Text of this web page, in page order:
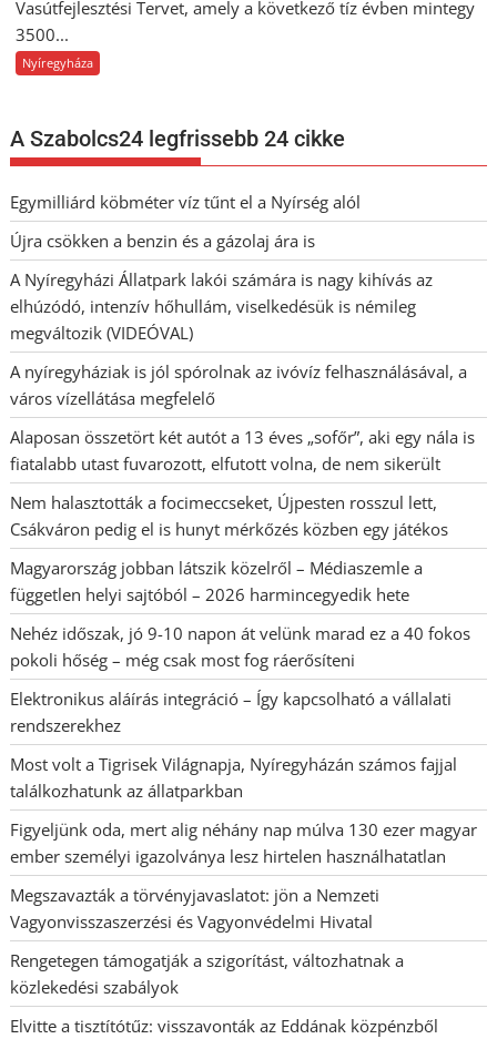
Vasútfejlesztési Tervet, amely a következő tíz évben mintegy
3500...
Nyíregyháza
A Szabolcs24 legfrissebb 24 cikke
Egymilliárd köbméter víz tűnt el a Nyírség alól
Újra csökken a benzin és a gázolaj ára is
A Nyíregyházi Állatpark lakói számára is nagy kihívás az
elhúzódó, intenzív hőhullám, viselkedésük is némileg
megváltozik (VIDEÓVAL)
A nyíregyháziak is jól spórolnak az ivóvíz felhasználásával, a
város vízellátása megfelelő
Alaposan összetört két autót a 13 éves „sofőr”, aki egy nála is
fiatalabb utast fuvarozott, elfutott volna, de nem sikerült
Nem halasztották a focimeccseket, Újpesten rosszul lett,
Csákváron pedig el is hunyt mérkőzés közben egy játékos
Magyarország jobban látszik közelről – Médiaszemle a
független helyi sajtóból – 2026 harmincegyedik hete
Nehéz időszak, jó 9-10 napon át velünk marad ez a 40 fokos
pokoli hőség – még csak most fog ráerősíteni
Elektronikus aláírás integráció – Így kapcsolható a vállalati
rendszerekhez
Most volt a Tigrisek Világnapja, Nyíregyházán számos fajjal
találkozhatunk az állatparkban
Figyeljünk oda, mert alig néhány nap múlva 130 ezer magyar
ember személyi igazolványa lesz hirtelen használhatatlan
Megszavazták a törvényjavaslatot: jön a Nemzeti
Vagyonvisszaszerzési és Vagyonvédelmi Hivatal
Rengetegen támogatják a szigorítást, változhatnak a
közlekedési szabályok
Elvitte a tisztítótűz: visszavonták az Eddának közpénzből